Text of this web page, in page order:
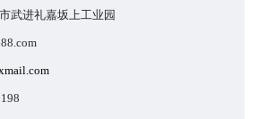
武进礼嘉坂上工业园